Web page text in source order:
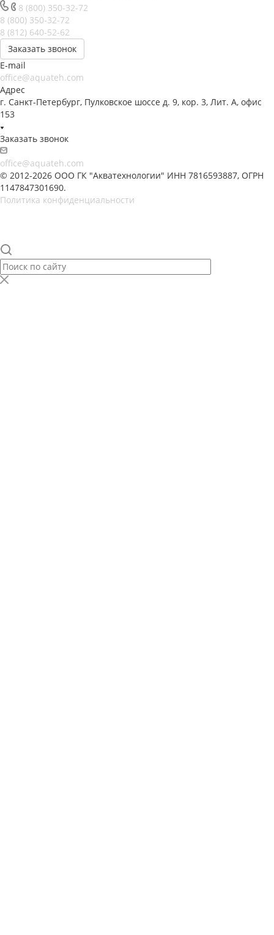
8 (800) 350-32-72
8 (800) 350-32-72
8 (812) 640-52-62
Заказать звонок
E-mail
office@aquateh.com
Адрес
г. Санкт-Петербург, Пулковское шоссе д. 9, кор. 3, Лит. А, офис
153
Заказать звонок
office@aquateh.com
© 2012-2026 ООО ГК "Акватехнологии" ИНН 7816593887, ОГРН
1147847301690.
Политика конфиденциальности